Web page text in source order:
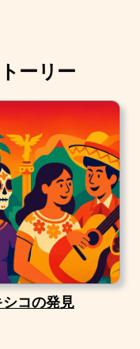
ーリー
シコの発見